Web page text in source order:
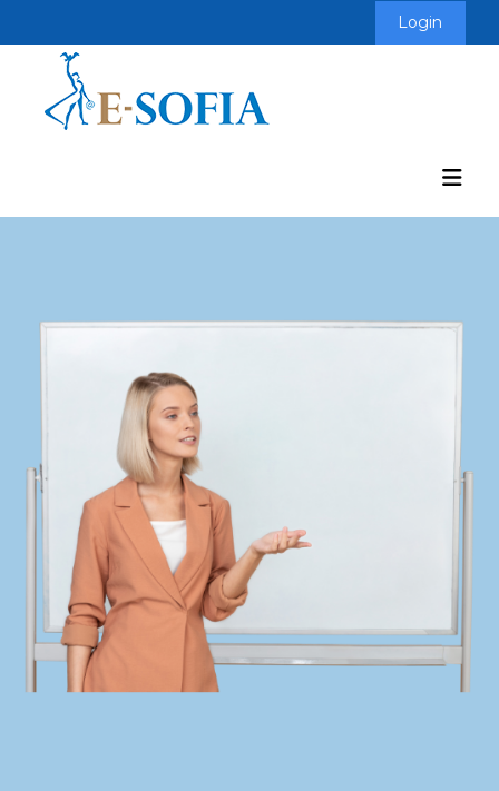
Login